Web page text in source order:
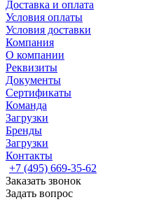
Доставка и оплата
Условия оплаты
Условия доставки
Компания
О компании
Реквизиты
Документы
Сертификаты
Команда
Загрузки
Бренды
Загрузки
Контакты
+7 (495) 669-35-62
Заказать звонок
Задать вопрос